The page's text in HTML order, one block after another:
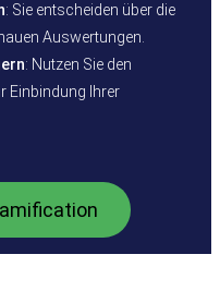
: Sie entscheiden über die
Auswertungen.
: Nutzen Sie den
Einbindung Ihrer